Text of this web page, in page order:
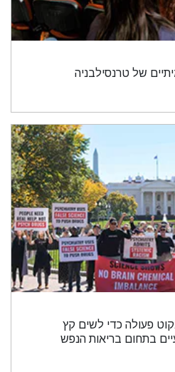
של טרנסילבניה
פעולה כדי לשים קץ
בתחום בריאות הנפש